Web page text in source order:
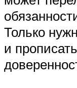
Только
и